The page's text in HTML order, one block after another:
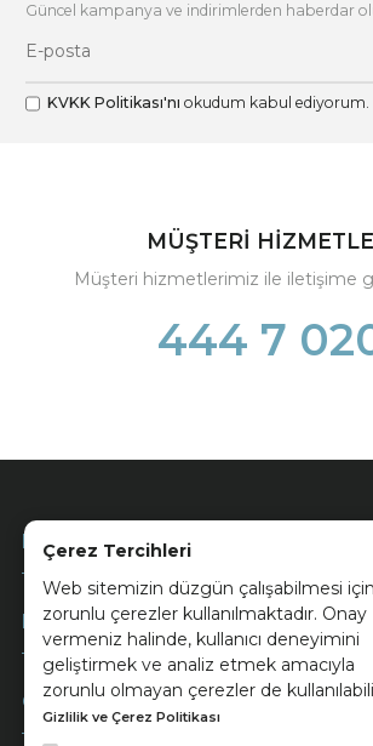
Çerez Tercihleri
Web sitemizin düzgün çalışabilmesi için
zorunlu çerezler kullanılmaktadır. Onay
vermeniz halinde, kullanıcı deneyimini
geliştirmek ve analiz etmek amacıyla
zorunlu olmayan çerezler de
Gizlilik ve Çerez Politikası
Güncel kampanya ve indirimlerden haberdar
KVKK Politikası'nı okudum kabul ediyorum.
MÜŞTERİ
Müşteri hizmetlerimiz ile iletişime
444 7
Kurumsal
Müşteri Hizmetleri
Ödeme